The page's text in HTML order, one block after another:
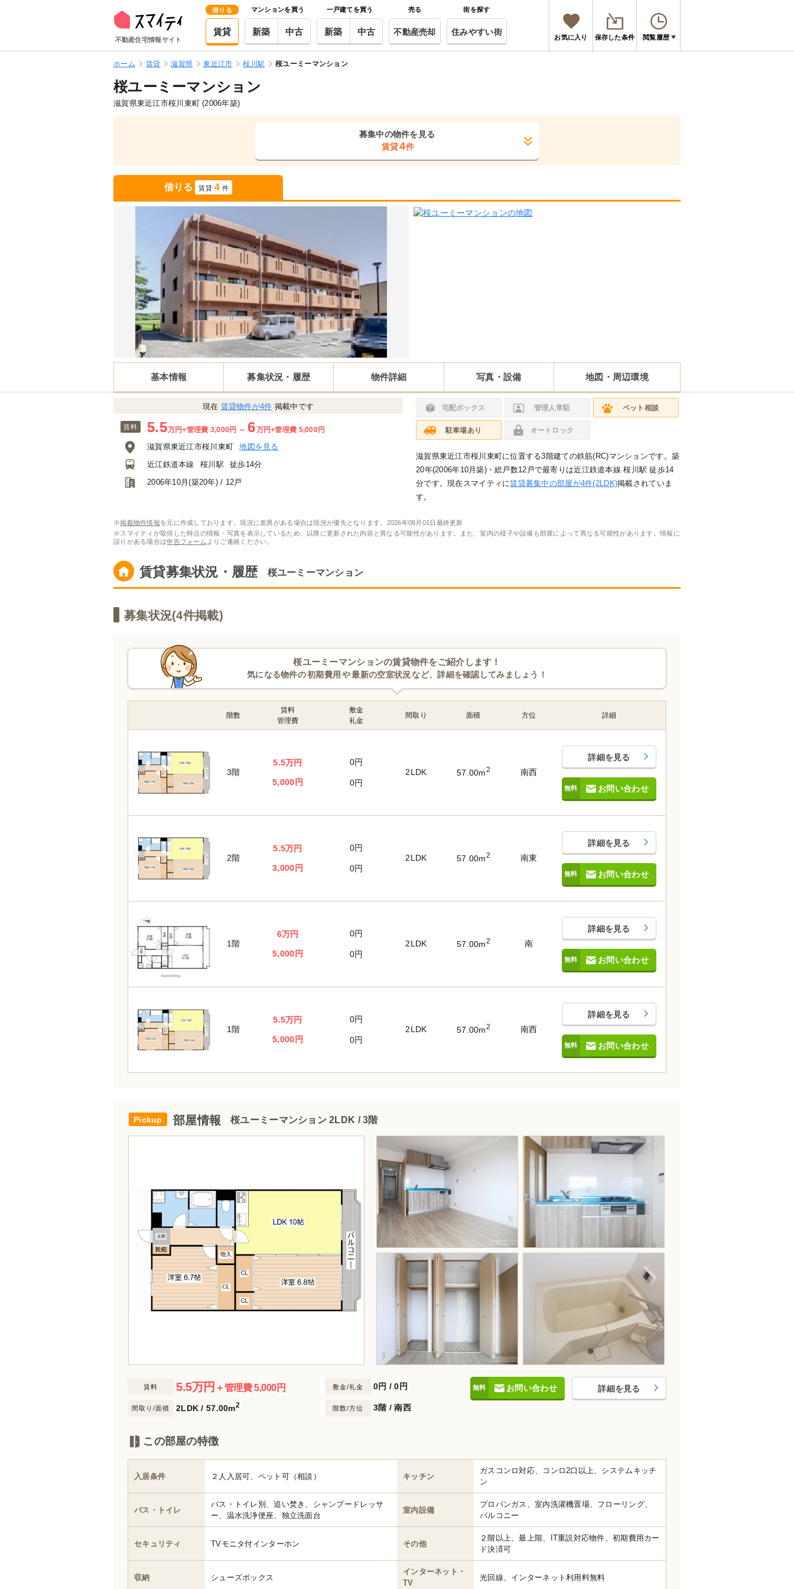
不動産住宅情報サイト
借りる
賃貸
マンションを買う
新築 中古
一戸建てを買う
新築 中古
売る
不動産売却
街を探す
住みやすい街
お気に入り 保存した条件 閲覧履歴
ホーム 賃貸 滋賀県 東近江市 桜川駅 桜ユーミーマンション
桜ユーミーマンション
滋賀県東近江市桜川東町 (2006年築)
募集中の物件を見る
賃貸4件
借りる 賃貸 4 件
基本情報 募集状況・履歴 物件詳細 写真・設備 地図・周辺環境
現在 賃貸物件が4件 掲載中です
賃料 5.5万円+管理費 3,000円 ～ 6万円+管理費 5,000円
滋賀県東近江市桜川東町
地図を見る
近江鉄道本線
桜川駅
徒歩14分
2006年10月(築20年) / 12戸
宅配ボックス 管理人常駐 ペット相談
駐車場あり オートロック
滋賀県東近江市桜川東町に位置する3階建ての鉄筋(RC)マンションです。築
20年(2006年10月築)・総戸数12戸で最寄りは近江鉄道本線 桜川駅 徒歩14
分です。現在スマイティに賃貸募集中の部屋が4件(2LDK)掲載されていま
す。
※掲載物件情報を元に作成しております。現況に差異がある場合は現況が優先となります。 2026年08月01日最終更新
※スマイティが取得した時点の情報・写真を表示しているため、以降に更新された内容と異なる可能性があります。また、室内の様子や設備も部屋によって異なる可能性があります。情報に
誤りがある場合は申告フォーム よりご連絡ください。
賃貸募集状況・履歴 桜ユーミーマンション
募集状況(4件掲載)
桜ユーミーマンションの賃貸物件をご紹介します！
気になる物件の初期費用 や最新の空室状況など、詳細を確認してみましょう！
階数
賃料
管理費
敷金
礼金
間取り 面積 方位 詳細
3階
5.5万円
5,000円
0円
0円
2LDK 57.00m2 南西
詳細を見る
お問い合わせ
2階
5.5万円
3,000円
0円
0円
2LDK 57.00m2 南東
詳細を見る
お問い合わせ
1階
6万円
5,000円
0円
0円
2LDK 57.00m2 南
詳細を見る
お問い合わせ
1階
5.5万円
5,000円
0円
0円
2LDK 57.00m2 南西
詳細を見る
お問い合わせ
部屋情報 桜ユーミーマンション 2LDK / 3階
賃料 5.5万円 ＋管理費 5,000円 敷金/礼金 0円 /0円
間取り/面積 2LDK / 57.00m2 階数/方位 3階 / 南西
お問い合わせ 詳細を見る
この部屋の特徴
入居条件 ２人入居可、ペット可（相談） キッチン
ガスコンロ対応、コンロ2口以上、システムキッチ
ン
バス・トイレ
バス・トイレ別、追い焚き、シャンプードレッサ
ー、温水洗浄便座、独立洗面台
室内設備
プロパンガス、室内洗濯機置場、フローリング、
バルコニー
セキュリティ TVモニタ付インターホン その他
２階以上、最上階、IT重説対応物件、初期費用カー
ド決済可
収納 シューズボックス
インターネット・
TV
光回線、インターネット利用料無料